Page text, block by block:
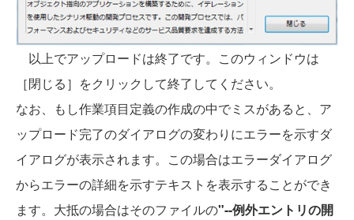
以上でアップロードは終了です。このウィンドウは
［閉じる］をクリックして終了してください。
なお、もし作業項目定義の作成の中でミスがあると、ア
ップロード完了のダイアログの変わりにエラーを示すダ
イアログが表示されます。この場合はエラーダイアログ
からエラーの詳細を示すテキストを表示することができ
ます。大抵の場合はそのファイルの"--例外エントリの開